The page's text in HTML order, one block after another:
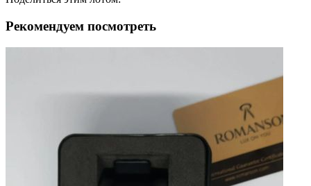
Рекомендуем посмотреть